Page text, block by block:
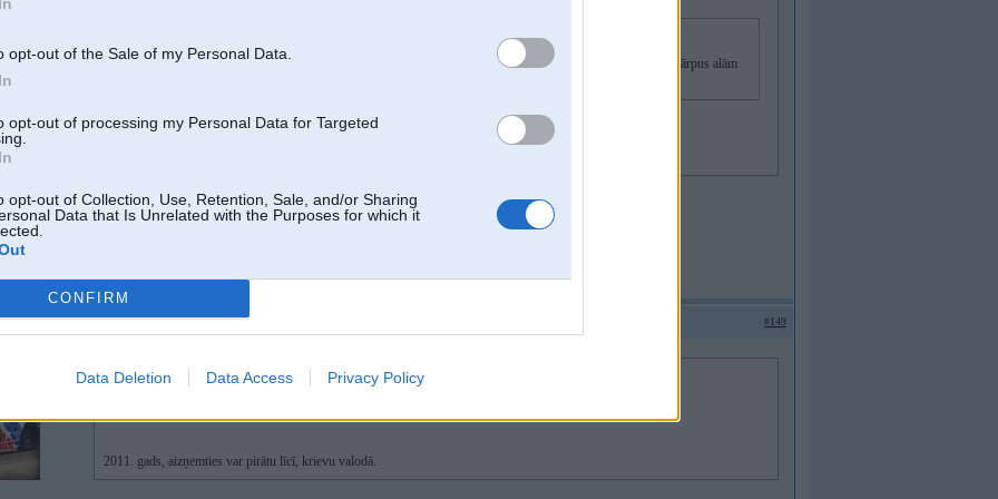
opt-out of the Sale of my Personal Data.
opt-out of processing my Personal Data for Targeted
opt-out of Collection, Use, Retention, Sale, and/or Sharing
Data that Is Unrelated with the Purposes for which it
CONFIRM
Data Deletion Data Access Privacy Policy
Tuareg,
,Transit,
Deu
11 Jan 2012, 02:21:23 Locis rakstīja:
kaut kāds Tibetas mūks bija ar aizsietām acīm aizvests kaut kādās alās kalnos,kur tādas tehnoloģijas,kādas ārpus alām
a ko Mošk tur 40s bija portatīvie lcd paslēpti alās.
#149
30 Dec 2011, 22:09:23 krist4ps rakstīja:
2011. gads, aizņemties var pirātu līcī, krievu valodā.